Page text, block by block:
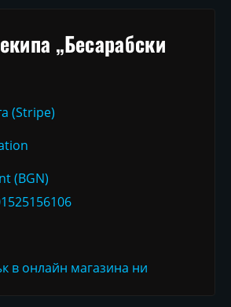
„Бесарабски
(Stripe)
(BGN)
в онлайн магазина ни